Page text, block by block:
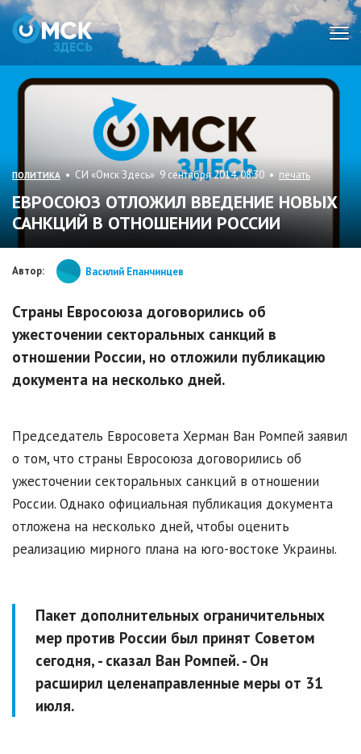
ПОЛИТИКА • СИ «Омск Здесь» 9 сентября 2014, 08:30 • печать
ЕВРОСОЮЗ ОТЛОЖИЛ ВВЕДЕНИЕ НОВЫХ
САНКЦИЙ В ОТНОШЕНИИ РОССИИ
Автор: Василий Епанчинцев
Страны Евросоюза договорились об
ужесточении секторальных санкций в
отношении России, но отложили публикацию
документа на несколько дней.
Председатель Евросовета Херман Ван Ромпей заявил
о том, что страны Евросоюза договорились об
ужесточении секторальных санкций в отношении
России. Однако официальная публикация документа
отложена на несколько дней, чтобы оценить
реализацию мирного плана на юго-востоке Украины.
Пакет дополнительных ограничительных
мер против России был принят Советом
сегодня, - сказал Ван Ромпей. - Он
расширил целенаправленные меры от 31
июля.